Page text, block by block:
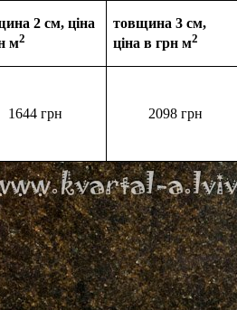
2 см, ціна
м2
товщина 3 см,
ціна в грн м2
1644 грн 2098 грн